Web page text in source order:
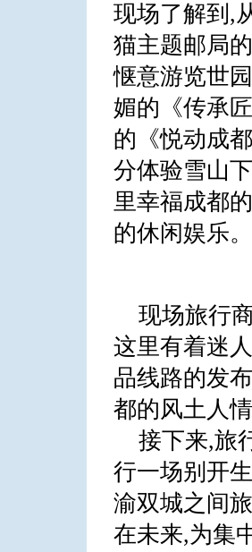
现场了解到,
猫主题邮局
惬意游览世
媚的《传承
的《悦动成
分体验雪山
里幸福成都
的休闲娱乐
现场旅行
这里有着迷
品线路的发
都的风土人
接下来,旅
行一场别开
渝双城之间
在未来,为集